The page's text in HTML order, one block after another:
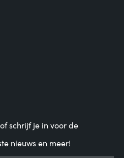
schrijf je in voor de
nieuws en meer!